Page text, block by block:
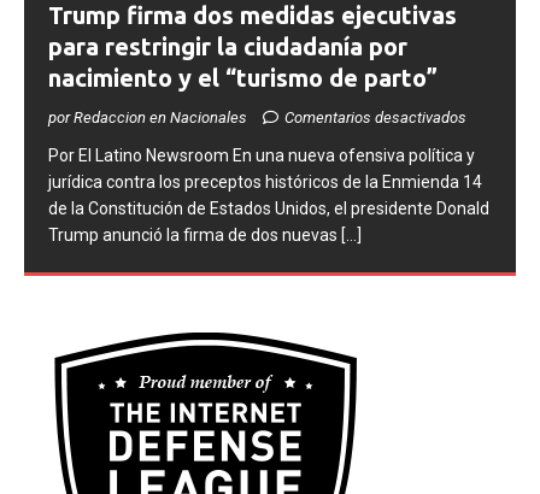
Trump firma dos medidas ejecutivas
para restringir la ciudadanía por
nacimiento y el “turismo de parto”
por Redaccion en Nacionales Comentarios desactivados
​Por El Latino Newsroom ​En una nueva ofensiva política y
jurídica contra los preceptos históricos de la Enmienda 14
de la Constitución de Estados Unidos, el presidente Donald
Trump anunció la firma de dos nuevas [...]